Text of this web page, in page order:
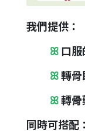
我們提供：
ꕤ 口
ꕤ轉
ꕤ轉
同時可搭配：